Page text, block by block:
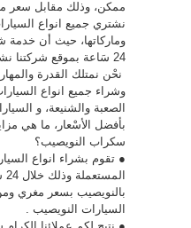
ممكن، وذلك مقابل سعر
نشتري جميع انواع
وماركاتها، حيث أن
24 سَاعة بموقع شركتنا نشتري السيارات النويصيب .
نحْن نمتلك القدرة
وشراء جميع انواع
الصعبة والشنيعة، و
بأفضل الأسْعار، ما هي
سكراب النويصيب؟
● تقوم بشراء انواع
بالنويصيب بسعر مغري
السيارات النويصيب .